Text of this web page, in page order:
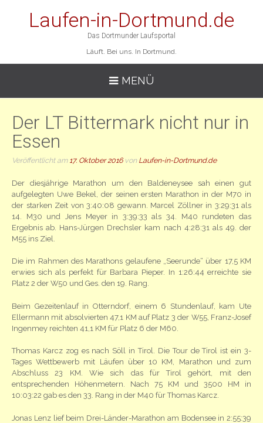
Laufen-in-Dortmund.de
Das Dortmunder Laufsportal
Läuft. Bei uns. In Dortmund.
MENÜ
Der LT Bittermark nicht nur in
Essen
Veröffentlicht am 17. Oktober 2016von Laufen-in-Dortmund.de
Der diesjährige Marathon um den Baldeneysee sah einen gut
aufgelegten Uwe Bekel, der seinen ersten Marathon in der M70 in
der starken Zeit von 3:40:08 gewann. Marcel Zöllner in 3:29:31 als
14. M30 und Jens Meyer in 3:39:33 als 34. M40 rundeten das
Ergebnis ab. Hans-Jürgen Drechsler kam nach 4:28:31 als 49. der
M55 ins Ziel.
Die im Rahmen des Marathons gelaufene „Seerunde“ über 17,5 KM
erwies sich als perfekt für Barbara Pieper. In 1:26:44 erreichte sie
Platz 2 der W50 und Ges. den 19. Rang.
Beim Gezeitenlauf in Otterndorf, einem 6 Stundenlauf, kam Ute
Ellermann mit absolvierten 47,1 KM auf Platz 3 der W55, Franz-Josef
Ingenmey reichten 41,1 KM für Platz 6 der M60.
Thomas Karcz zog es nach Söll in Tirol. Die Tour de Tirol ist ein 3-
Tages Wettbewerb mit Läufen über 10 KM, Marathon und zum
Abschluss 23 KM. Wie sich das für Tirol gehört, mit den
entsprechenden Höhenmetern. Nach 75 KM und 3500 HM in
10:03:22 gab es den 33. Rang in der M40 für Thomas Karcz.
Jonas Lenz lief beim Drei-Länder-Marathon am Bodensee in 2:55:39